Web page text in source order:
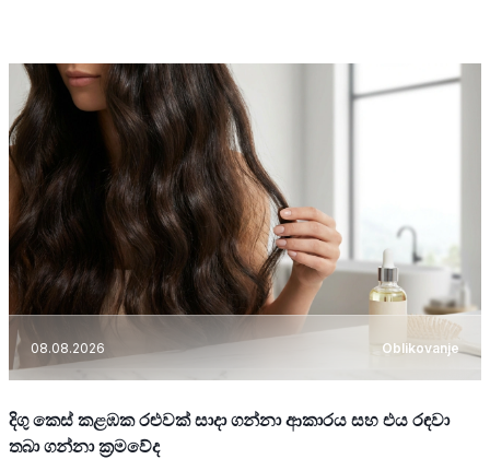
08.08.2026 Oblikovanje
දිගු කෙස් කළඹක රළුවක් සාදා ගන්නා ආකාරය සහ එය රඳවා
තබා ගන්නා ක්‍රමවේද